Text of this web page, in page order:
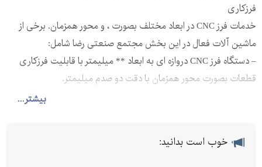
بیشتر...
فرزکاری
خدمات فرز CNC در ابعاد مختلف بصورت ، و محور همزمان. برخی از
ماشین آلات فعال در این بخش مجتمع صنعتی رضا شامل:
– دستگاه فرز CNC دروازه ای به ابعاد ** میلیمتر با قابلیت فرزکاری
قطعات بصورت محور همزمان با دقت دو صدم میلیمتر.
– دستگاه فرز CNC سی تایپ به ابعاد ** میلیمتر با قابلیت فرزکاری
بصورت محور همزمان با دقت دو صدم میلیمتر.
خوب است بدانید: